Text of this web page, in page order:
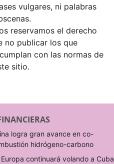
vulgares, ni palabras
reservamos el derecho
no publicar los que
con las normas de
sitio.
logra gran avance en co-
hidrógeno-carbono
Europa continuará volando a Cuba